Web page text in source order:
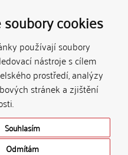
cookies
používají soubory
nástroje s cílem
prostředí, analýzy
stránek a zjištění
Souhlasím
Odmítám